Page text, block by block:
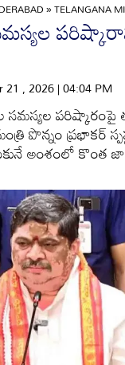
»TELANGANA
21 , 2026 | 04:04 PM
సమస్యల పరిష్కారంపై
పొన్నం ప్రభాకర్
అంశంలో కొంత